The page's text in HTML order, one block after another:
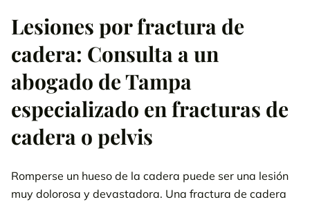
Lesiones por fractura de
cadera: Consulta a un
abogado de Tampa
especializado en fracturas de
cadera o pelvis
Romperse un hueso de la cadera puede ser una lesión
muy dolorosa y devastadora. Una fractura de cadera